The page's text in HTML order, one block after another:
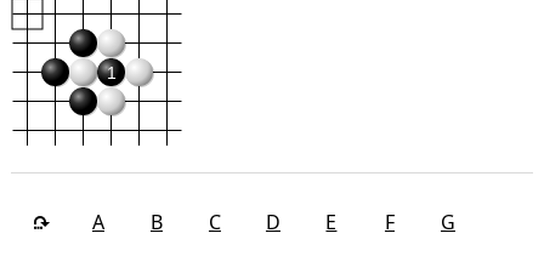
1
A B C D E F G